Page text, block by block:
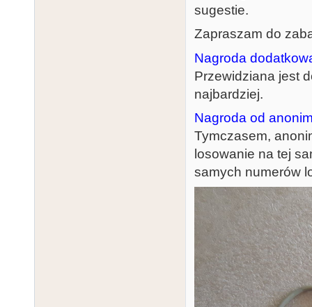
sugestie.
Zapraszam do
Nagroda
Przewidziana jest
najbardziej.
Nagroda od
Tymczasem,
losowanie na tej
samych numerów